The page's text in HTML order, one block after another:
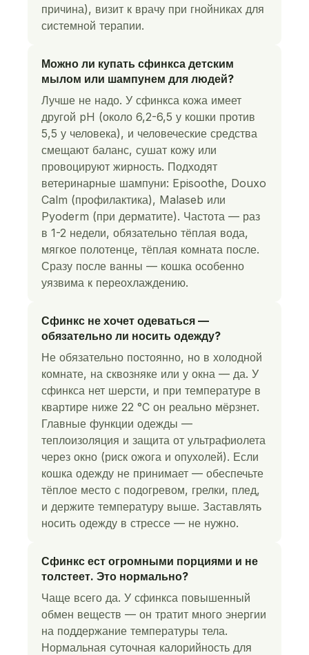
причина), визит к врачу при гнойниках для
системной терапии.
Можно ли купать сфинкса детским
мылом или шампунем для людей?
Лучше не надо. У сфинкса кожа имеет
другой pH (около 6,2-6,5 у кошки против
5,5 у человека), и человеческие средства
смещают баланс, сушат кожу или
провоцируют жирность. Подходят
ветеринарные шампуни: Episoothe, Douxo
Calm (профилактика), Malaseb или
Pyoderm (при дерматите). Частота — раз
в 1-2 недели, обязательно тёплая вода,
мягкое полотенце, тёплая комната после.
Сразу после ванны — кошка особенно
уязвима к переохлаждению.
Сфинкс не хочет одеваться —
обязательно ли носить одежду?
Не обязательно постоянно, но в холодной
комнате, на сквозняке или у окна — да. У
сфинкса нет шерсти, и при температуре в
квартире ниже 22 °C он реально мёрзнет.
Главные функции одежды —
теплоизоляция и защита от ультрафиолета
через окно (риск ожога и опухолей). Если
кошка одежду не принимает — обеспечьте
тёплое место с подогревом, грелки, плед,
и держите температуру выше. Заставлять
носить одежду в стрессе — не нужно.
Сфинкс ест огромными порциями и не
толстеет. Это нормально?
Чаще всего да. У сфинкса повышенный
обмен веществ — он тратит много энергии
на поддержание температуры тела.
Нормальная суточная калорийность для